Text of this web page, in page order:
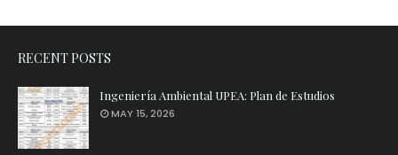
RECENT POSTS
Ingeniería Ambiental UPEA: Plan de Estudios
MAY 15, 2026